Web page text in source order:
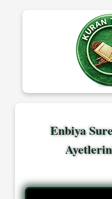
Enbiya